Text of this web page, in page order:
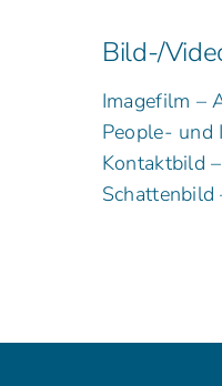
Bild-/
Imagefilm –
People- und
Kontaktbild –
Schattenbild